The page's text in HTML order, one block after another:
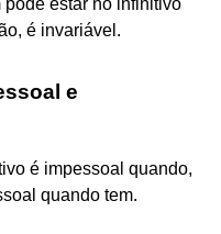
é invariável.
e
é impessoal quando,
quando tem.